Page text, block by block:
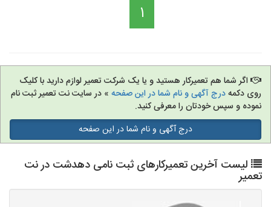
1
اگر شما هم تعمیرکار هستید و یا یک شرکت تعمیر لوازم دارید با کلیک
روی دکمهدرج آگهی و نام شما در این صفحه » در سایت نت تعمیر ثبت نام
نموده و سپس خودتان را معرفی کنید.
درج آگهی و نام شما در این صفحه
لیست آخرین تعمیرکارهای ثبت نامی دهدشت در نت
تعمیر